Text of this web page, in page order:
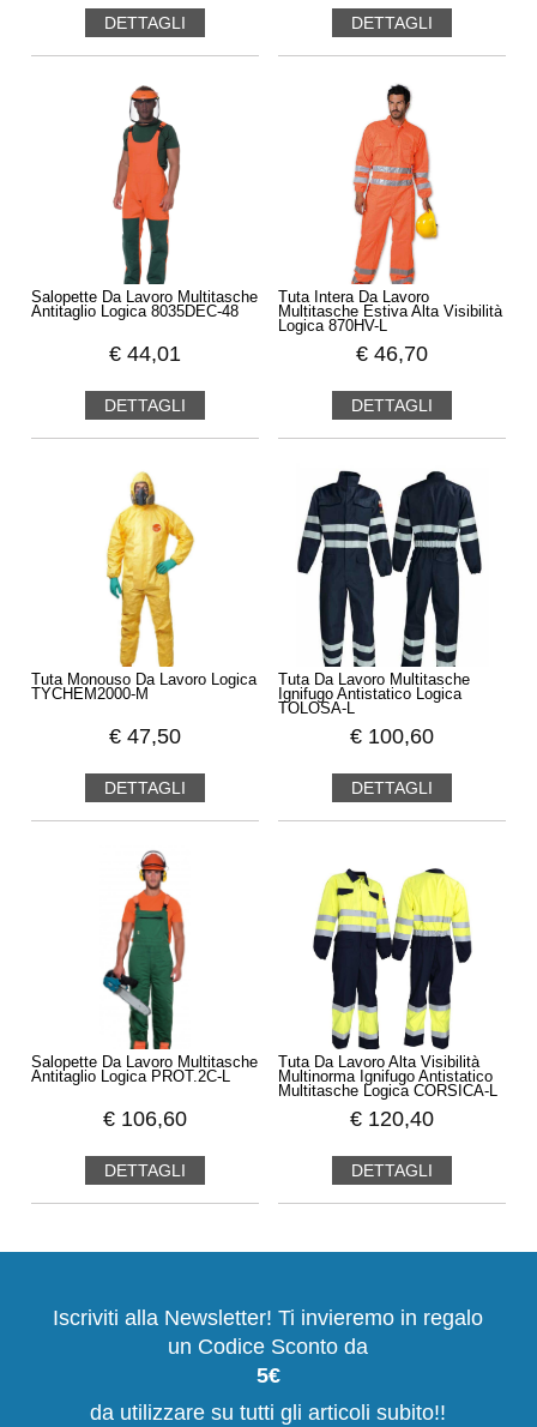
DETTAGLI DETTAGLI
Salopette Da Lavoro Multitasche
Antitaglio Logica 8035DEC-48
€ 44,01
DETTAGLI
Tuta Intera Da Lavoro
Multitasche Estiva Alta Visibilità
Logica 870HV-L
€ 46,70
DETTAGLI
Tuta Monouso Da Lavoro Logica
TYCHEM2000-M
€ 47,50
DETTAGLI
Tuta Da Lavoro Multitasche
Ignifugo Antistatico Logica
TOLOSA-L
€ 100,60
DETTAGLI
Salopette Da Lavoro Multitasche
Antitaglio Logica PROT.2C-L
€ 106,60
DETTAGLI
Tuta Da Lavoro Alta Visibilità
Multinorma Ignifugo Antistatico
Multitasche Logica CORSICA-L
€ 120,40
DETTAGLI
Iscriviti alla Newsletter! Ti invieremo in regalo
un Codice Sconto da
5€
da utilizzare su tutti gli articoli subito!!